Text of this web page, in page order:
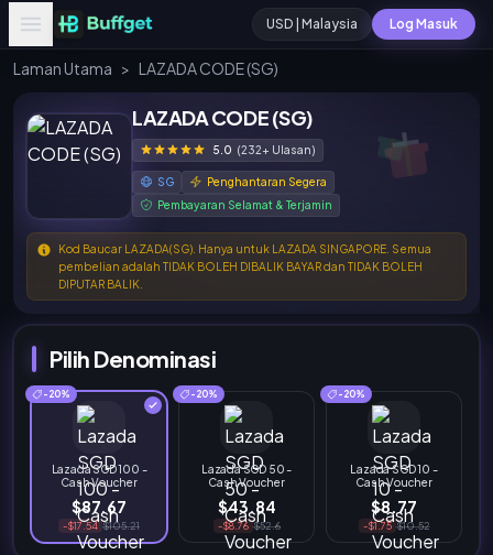
USD | Malaysia Log Masuk
Laman Utama > LAZADA CODE (SG)
LAZADA CODE (SG)
5.0 (232+ Ulasan)
SG
Penghantaran Segera
Pembayaran Selamat & Terjamin
Kod Baucar LAZADA(SG). Hanya untuk LAZADA SINGAPORE. Semua
pembelian adalah TIDAK BOLEH DIBALIK BAYAR dan TIDAK BOLEH
DIPUTAR BALIK.
Pilih Denominasi
-20%
Lazada SGD 100 -
Cash Voucher
$87.67
-$17.54 $105.21
-20%
Lazada SGD 50 -
Cash Voucher
$43.84
-$8.76 $52.6
-20%
Lazada SGD 10 -
Cash Voucher
$8.77
-$1.75 $10.52